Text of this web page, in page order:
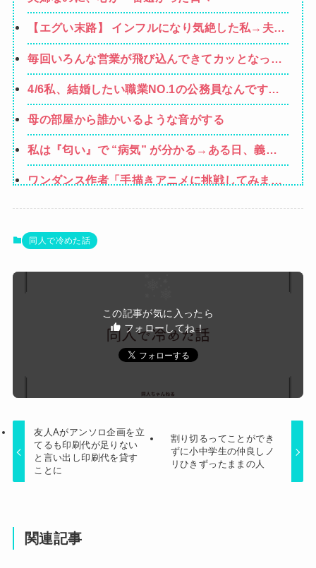
【エグい末路】 インフルになり気絶した私→夫に
顔をはたかれ「病気だからって甘えるな！旦那様
の為に家事をしろ！」夫が無職になった時、私
「無職が甘えるな」と復讐し続けた結果…
毎回いろんな営業が飛び込んできてカッとなった
業者「うちで飼ってる犬の散歩でも行きやが
れ！」私「いいんですか！」→ すると・・・
4/6私、結婚したい職業NO.1の公務員なんですけ
ど、嫁が子供連れて家出した。全く理由は思いつ
かないけど強いてあげるとすれば母のせいかもし
れない。嫁のせいでアトピー悪化しそう→
母の部屋から誰かいるような音がする
私は『匂い』で “病気” が分かる→ある日、義弟
嫁の子供から「ガンの匂い」がし始めたので、夫
経由で「ガンではないか」と伝えたら怒って絶
ワンダンス作者「手描きアニメに挑戦してみまし
【画像】山ガールさん、山でラーメンを食べたら
【画像】咲-saki-作者、ようやく『奇乳』に気付
【悲報】男が嫌いな男の特徴がこちらｗｗｗｗｗ
ムって何のために入っていの？って聞くわけ」
Powered by livedoor 相互RSS
同人で冷めた話
この記事が気に入ったら
フォローしてね！
友人Aがアンソロ企画を立
てるも印刷代が足りない
と言い出し印刷代を貸す
ことに
割り切るってことができ
ずに小中学生の仲良しノ
リひきずったままの人
関連記事